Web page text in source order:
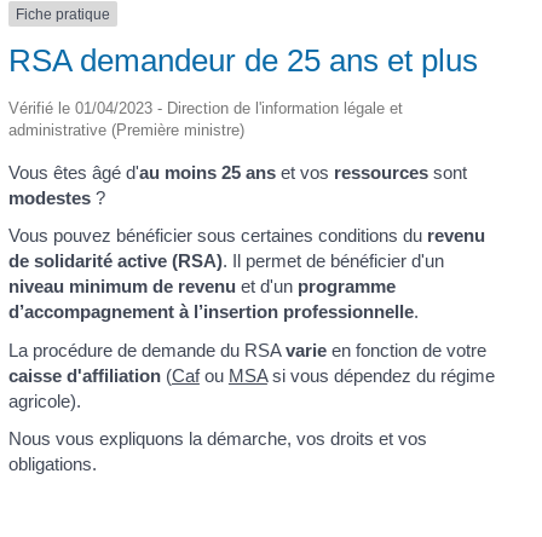
Fiche pratique
RSA demandeur de 25 ans et plus
Vérifié le 01/04/2023 - Direction de l'information légale et
administrative (Première ministre)
Vous êtes âgé d'au moins 25 anset vos ressourcessont
modestes?
Vous pouvez bénéficier sous certaines conditions du revenu
de solidarité active (RSA). Il permet de bénéficier d'un
niveau minimum de revenuet d'un programme
d’accompagnement à l’insertion professionnelle.
La procédure de demande du RSAvarieen fonction de votre
caisse d'affiliation(Cafou MSAsi vous dépendez du régime
agricole).
Nous vous expliquons la démarche, vos droits et vos
obligations.